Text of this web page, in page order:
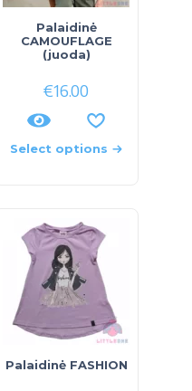
Palaidinė
CAMOUFLAGE
(juoda)
€16.00
Select options
Palaidinė FASHION